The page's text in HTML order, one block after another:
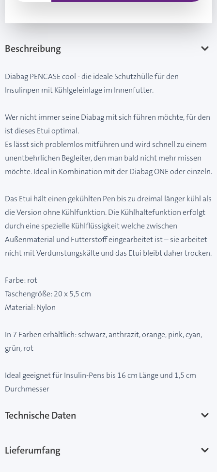
Beschreibung
Diabag PENCASE cool - die ideale Schutzhülle für den
Insulinpen mit Kühlgeleinlage im Innenfutter.
Wer nicht immer seine Diabag mit sich führen möchte, für den
ist dieses Etui optimal.
Es lässt sich problemlos mitführen und wird schnell zu einem
unentbehrlichen Begleiter, den man bald nicht mehr missen
möchte. Ideal in Kombination mit der Diabag ONE oder einzeln.
Das Etui hält einen gekühlten Pen bis zu dreimal länger kühl als
die Version ohne Kühlfunktion. Die Kühlhaltefunktion erfolgt
durch eine spezielle Kühlflüssigkeit welche zwischen
Außenmaterial und Futterstoff eingearbeitet ist – sie arbeitet
nicht mit Verdunstungskälte und das Etui bleibt daher trocken.
Farbe: rot
Taschengröße: 20 x 5,5 cm
Material: Nylon
In 7 Farben erhältlich: schwarz, anthrazit, orange, pink, cyan,
grün, rot
Ideal geeignet für Insulin-Pens bis 16 cm Länge und 1,5 cm
Durchmesser
Technische Daten
Lieferumfang